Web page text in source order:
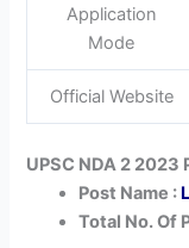
Application
Mode
Official Website
UPSC NDA 2 2023
Post Name :
Total No. Of